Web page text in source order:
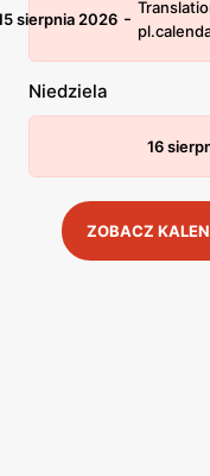
sierpnia 2026 -
Niedziela
16
ZOBACZ